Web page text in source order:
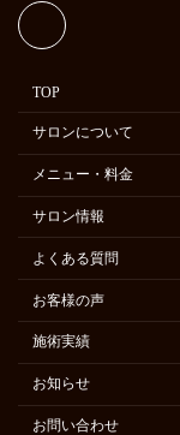
TOP
サロンについて
メニュー・料金
サロン情報
よくある質問
お客様の声
施術実績
お知らせ
お問い合わせ